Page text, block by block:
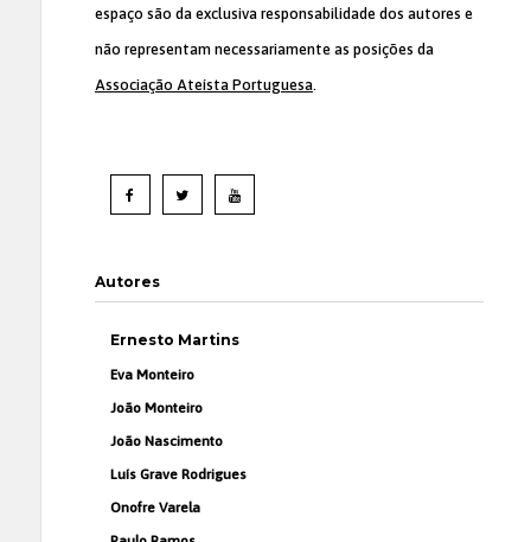
espaço são da exclusiva responsabilidade dos autores e
não representam necessariamente as posições da
Associação Ateísta Portuguesa.
Autores
Ernesto Martins
Eva Monteiro
João Monteiro
João Nascimento
Luís Grave Rodrigues
Onofre Varela